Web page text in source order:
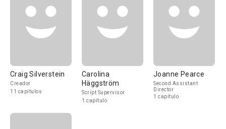
Craig Silverstein
Creador
11 capítulos
Carolina
Häggström
Script Supervisor
1 capítulo
Joanne Pearce
Second Assistant
Director
1 capítulo